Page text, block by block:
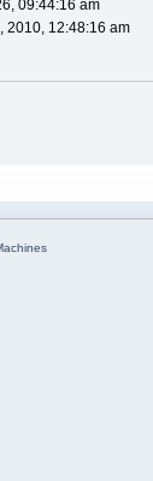
09:44:16 am
2010, 12:48:16 am